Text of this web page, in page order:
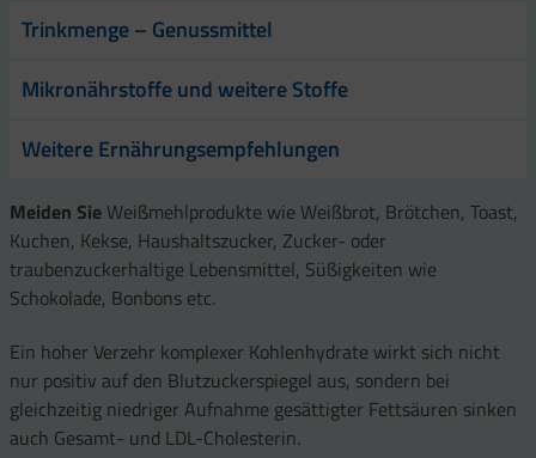
Trinkmenge – Genussmittel
Mikronährstoffe und weitere Stoffe
Weitere Ernährungsempfehlungen
Meiden Sie Weißmehlprodukte wie Weißbrot, Brötchen, Toast,
Kuchen, Kekse, Haushaltszucker, Zucker- oder
traubenzuckerhaltige Lebensmittel, Süßigkeiten wie
Schokolade, Bonbons etc.
Ein hoher Verzehr komplexer Kohlenhydrate wirkt sich nicht
nur positiv auf den Blutzuckerspiegel aus, sondern bei
gleichzeitig niedriger Aufnahme gesättigter Fettsäuren sinken
auch Gesamt- und LDL-Cholesterin.